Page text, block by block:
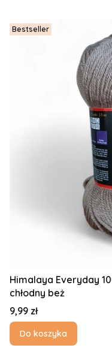
Bestseller
Himalaya Everyday
chłodny beż
Cena
9,99 zł
Do koszyka